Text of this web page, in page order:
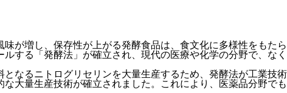
が増し、保存性が上がる発酵食品は、食文化に多様性をもたら
する「発酵法」が確立され、現代の医療や化学の分野で、なく
なるニトログリセリンを大量生産するため、発酵法が工業技術
大量生産技術が確立されました。これにより、医薬品分野でも